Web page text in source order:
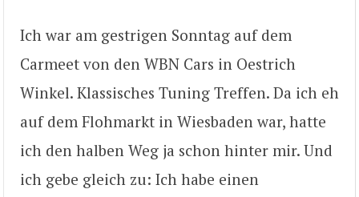
Ich war am gestrigen Sonntag auf dem
Carmeet von den WBN Cars in Oestrich
Winkel. Klassisches Tuning Treffen. Da ich eh
auf dem Flohmarkt in Wiesbaden war, hatte
ich den halben Weg ja schon hinter mir. Und
ich gebe gleich zu: Ich habe einen